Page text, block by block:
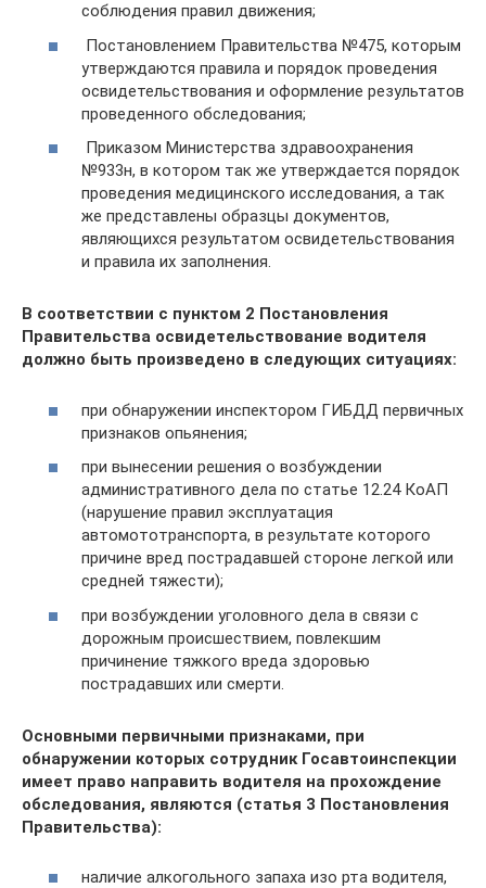
соблюдения правил движения;
Постановлением Правительства №475, которым
утверждаются правила и порядок проведения
освидетельствования и оформление результатов
проведенного обследования;
Приказом Министерства здравоохранения
№933н, в котором так же утверждается порядок
проведения медицинского исследования, а так
же представлены образцы документов,
являющихся результатом освидетельствования
и правила их заполнения.
В соответствии с пунктом 2 Постановления
Правительства освидетельствование водителя
должно быть произведено в следующих ситуациях:
при обнаружении инспектором ГИБДД первичных
признаков опьянения;
при вынесении решения о возбуждении
административного дела по статье 12.24 КоАП
(нарушение правил эксплуатация
автомототранспорта, в результате которого
причине вред пострадавшей стороне легкой или
средней тяжести);
при возбуждении уголовного дела в связи с
дорожным происшествием, повлекшим
причинение тяжкого вреда здоровью
пострадавших или смерти.
Основными первичными признаками, при
обнаружении которых сотрудник Госавтоинспекции
имеет право направить водителя на прохождение
обследования, являются (статья 3 Постановления
Правительства):
наличие алкогольного запаха изо рта водителя,